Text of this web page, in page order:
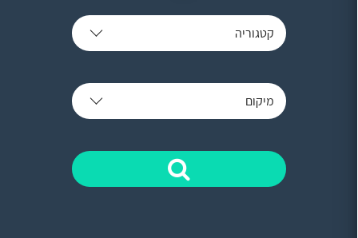
קטגוריה
מיקום